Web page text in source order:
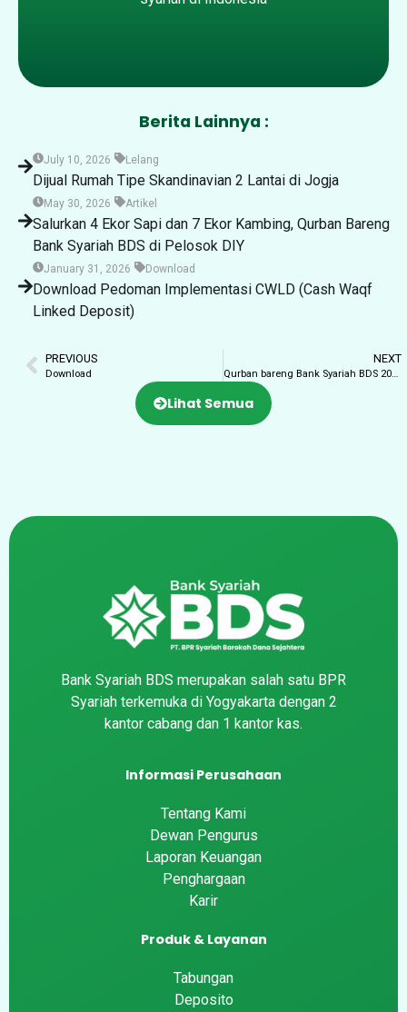
Berita Lainnya :
July 10, 2026 Lelang
Dijual Rumah Tipe Skandinavian 2 Lantai di Jogja
May 30, 2026 Artikel
Salurkan 4 Ekor Sapi dan 7 Ekor Kambing, Qurban Bareng
Bank Syariah BDS di Pelosok DIY
January 31, 2026 Download
Download Pedoman Implementasi CWLD (Cash Waqf
Linked Deposit)
PREVIOUS
Download
NEXT
Qurban bareng Bank Syariah BDS 2025
Lihat Semua
Bank Syariah BDS merupakan salah satu BPR
Syariah terkemuka di Yogyakarta dengan 2
kantor cabang dan 1 kantor kas.
Informasi Perusahaan
Tentang Kami
Dewan Pengurus
Laporan Keuangan
Penghargaan
Karir
Produk & Layanan
Tabungan
Deposito